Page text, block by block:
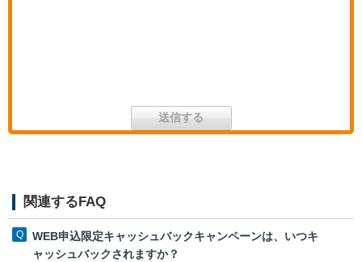
関連するFAQ
WEB申込限定キャッシュバックキャンペーンは、いつキ
ャッシュバックされますか？